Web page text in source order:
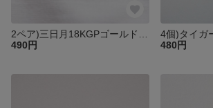
490円
480円